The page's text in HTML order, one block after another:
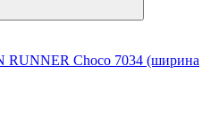
RUNNER Choco 7034 (ширина